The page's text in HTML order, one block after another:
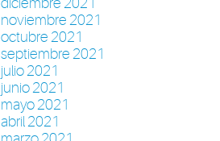
diciembre 2021
noviembre 2021
octubre 2021
septiembre 2021
julio 2021
junio 2021
mayo 2021
abril 2021